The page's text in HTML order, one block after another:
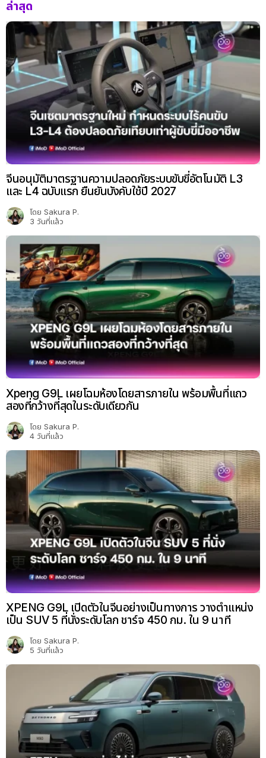
ล่าสุด
จีนอนุมัติมาตรฐานความปลอดภัยระบบขับขี่อัตโนมัติ L3
และ L4 ฉบับแรก ยืนยันบังคับใช้ปี 2027
โดย Sakura P.
3 วันที่แล้ว
Xpeng G9L เผยโฉมห้องโดยสารภายใน พร้อมพื้นที่แถว
สองที่กว้างที่สุดในระดับเดียวกัน
โดย Sakura P.
4 วันที่แล้ว
XPENG G9L เปิดตัวในจีนอย่างเป็นทางการ วางตำแหน่ง
เป็น SUV 5 ที่นั่งระดับโลก ชาร์จ 450 กม. ใน 9 นาที
โดย Sakura P.
5 วันที่แล้ว